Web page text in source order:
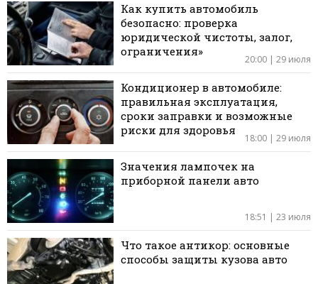
Как купить автомобиль
безопасно: проверка
юридической чистоты, залог,
ограничения»
20:00 | 29 июля
Кондиционер в автомобиле:
правильная эксплуатация,
сроки заправки и возможные
риски для здоровья
18:00 | 29 июля
Значения лампочек на
приборной панели авто
18:51 | 23 июля
Что такое антикор: основные
способы защиты кузова авто